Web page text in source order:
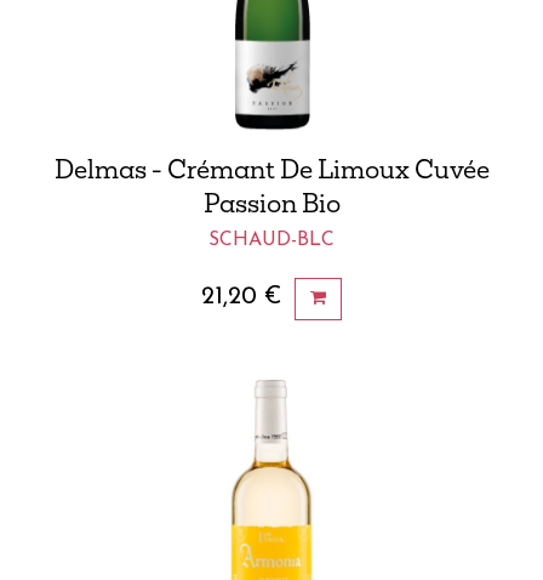
Delmas - Crémant De Limoux Cuvée
Passion Bio
SCHAUD-BLC
21,20 €